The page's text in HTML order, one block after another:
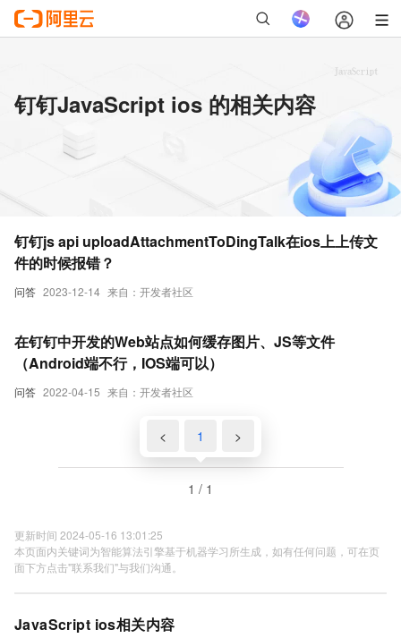
钉钉JavaScript ios 的相关内容
问答 2023-12-14 来自：开发者社区
钉钉js api uploadAttachmentToDingTalk在ios上上传文
件的时候报错？
问答 2022-04-15 来自：开发者社区
在钉钉中开发的Web站点如何缓存图片、JS等文件
（Android端不行，IOS端可以）
< 1 >
1 / 1
更新时间 2024-05-16 13:01:25
本页面内关键词为智能算法引擎基于机器学习所生成，如有任何问题，可在页
面下方点击"联系我们"与我们沟通。
JavaScript ios相关内容